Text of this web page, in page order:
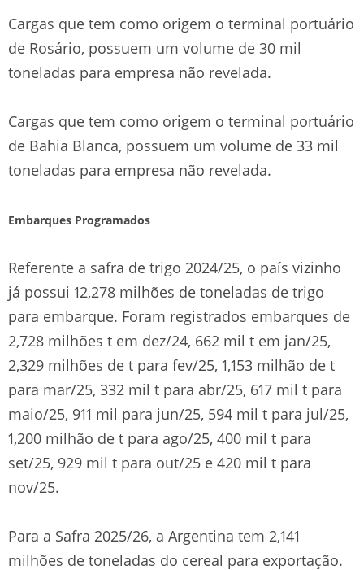
Cargas que tem como origem o terminal portuário
de Rosário, possuem um volume de 30 mil
toneladas para empresa não revelada.
Cargas que tem como origem o terminal portuário
de Bahia Blanca, possuem um volume de 33 mil
toneladas para empresa não revelada.
Embarques Programados
Referente a safra de trigo 2024/25, o país vizinho
já possui 12,278 milhões de toneladas de trigo
para embarque. Foram registrados embarques de
2,728 milhões t em dez/24, 662 mil t em jan/25,
2,329 milhões de t para fev/25, 1,153 milhão de t
para mar/25, 332 mil t para abr/25, 617 mil t para
maio/25, 911 mil para jun/25, 594 mil t para jul/25,
1,200 milhão de t para ago/25, 400 mil t para
set/25, 929 mil t para out/25 e 420 mil t para
nov/25.
Para a Safra 2025/26, a Argentina tem 2,141
milhões de toneladas do cereal para exportação.